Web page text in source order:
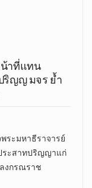
น้าที่แทน
ริญญ มจร ย้ำ
ระมหาธีราจารย์
ระสาทปริญญาแก่
งกรณราช